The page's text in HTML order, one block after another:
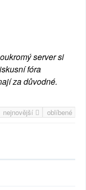
server si
fóra
za důvodné.
nejnovější oblíbené